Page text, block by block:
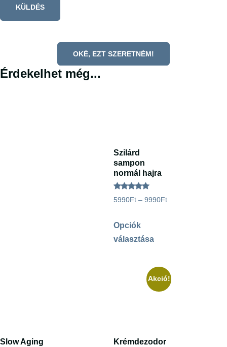
OKÉ, EZT SZERETNÉM!
Érdekelhet még...
Szilárd
sampon
normál hajra
Értékelés:
4.96
5990Ft – 9990Ft
Opciók
választása
Slow Aging
Akció!
Krémdezodor